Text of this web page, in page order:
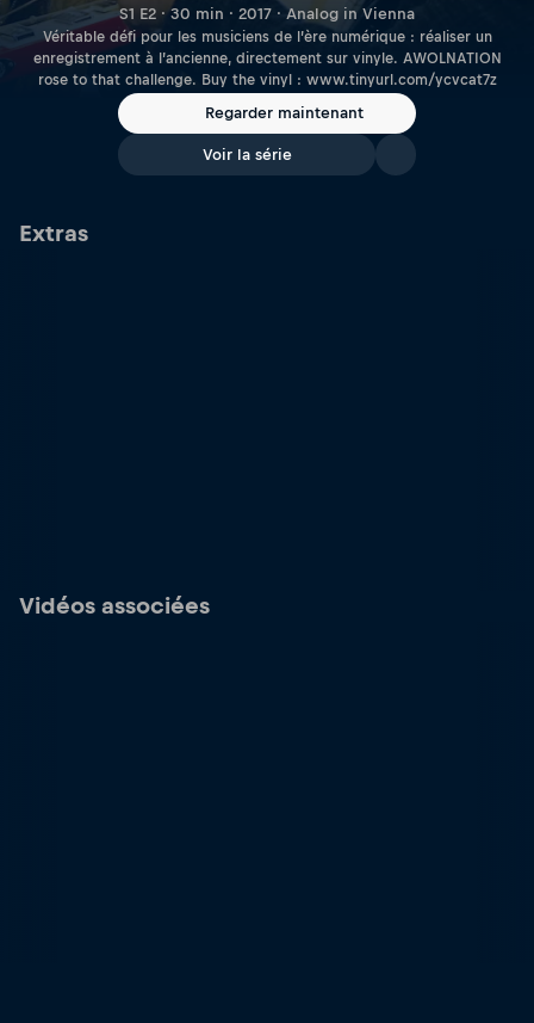
S1 E2 · 30 min · 2017 · Analog in Vienna
Véritable défi pour les musiciens de l’ère numérique : réaliser un
enregistrement à l’ancienne, directement sur vinyle. AWOLNATION
rose to that challenge. Buy the vinyl : www.tinyurl.com/ycvcat7z
Regarder maintenant
Voir la série
Extras
Vidéos associées